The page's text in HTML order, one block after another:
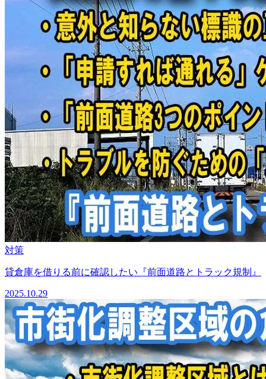
対策
貸倉庫を借りる前に確認したい『前面道路とトラック規制』
2025.10.29